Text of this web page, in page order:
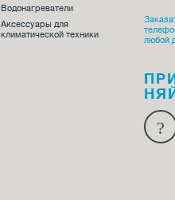
Водонагреватели
Аксессуары для
климатической техники
любой